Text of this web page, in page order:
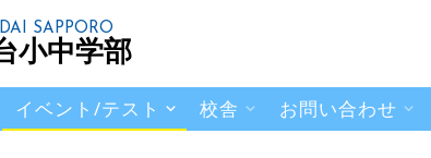
SAPPORO
小中学部
イベント/テスト 校舎 お問い合わせ